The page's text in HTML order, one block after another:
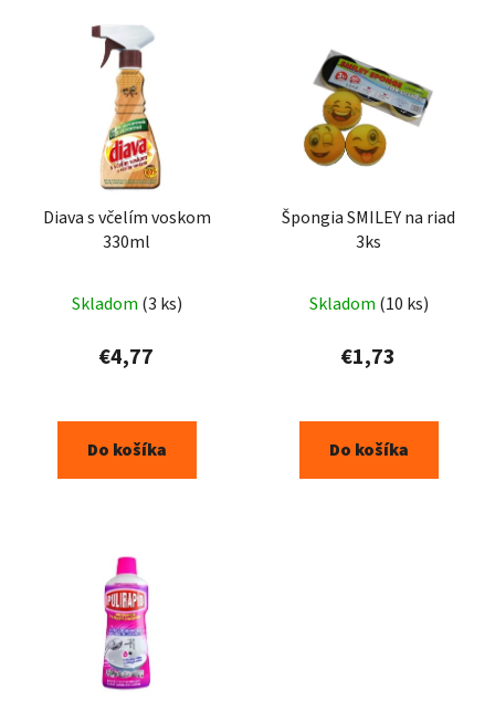
Diava s včelím voskom
330ml
Skladom (3 ks)
€4,77
Do košíka
Špongia SMILEY na riad
3ks
Skladom (10 ks)
€1,73
Do košíka